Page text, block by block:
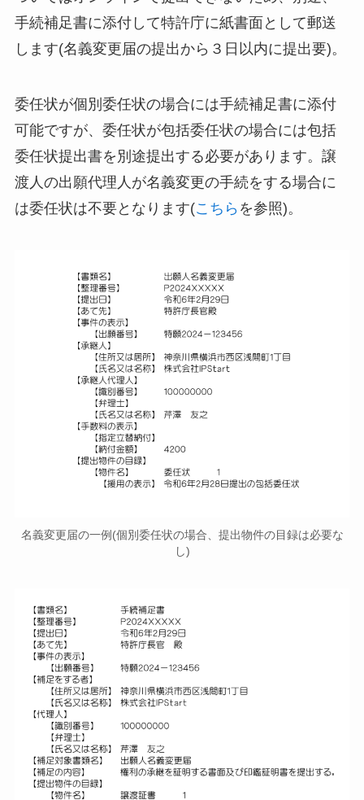
手続補足書に添付して特許庁に紙書面として郵送
します(名義変更届の提出から３日以内に提出要)。
委任状が個別委任状の場合には手続補足書に添付
可能ですが、委任状が包括委任状の場合には包括
委任状提出書を別途提出する必要があります。譲
渡人の出願代理人が名義変更の手続をする場合に
は委任状は不要となります(こちら を参照)。
名義変更届の一例(個別委任状の場合、提出物件の目録は必要な
し)